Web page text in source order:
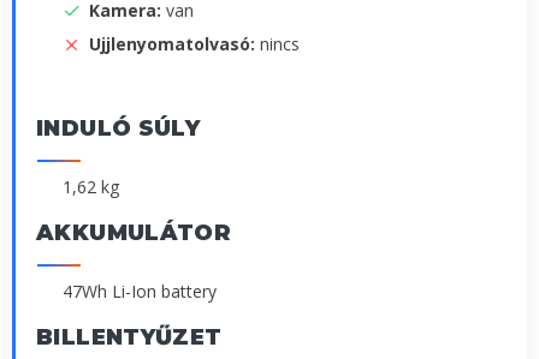
Kamera: van
Ujjlenyomatolvasó: nincs
INDULÓ SÚLY
1,62 kg
AKKUMULÁTOR
47Wh Li-Ion battery
BILLENTYŰZET